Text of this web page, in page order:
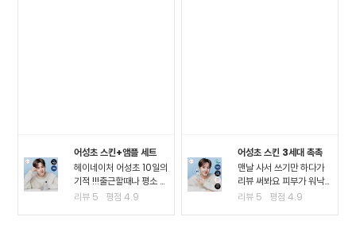
어성초 스킨+앰플 세트
헤이네이처 어성초 10일의
기적 !!!출근할때나 평소 밖
에서 다닐때도 계속 마스
리뷰 5 평점4.9
어성초 스킨 3세대 촉촉
맨날 사서 쓰기만 하다가
리뷰 써봐요 피부가 워낙
여드*성 피부고 툭하면 이
리뷰 5 평점4.9